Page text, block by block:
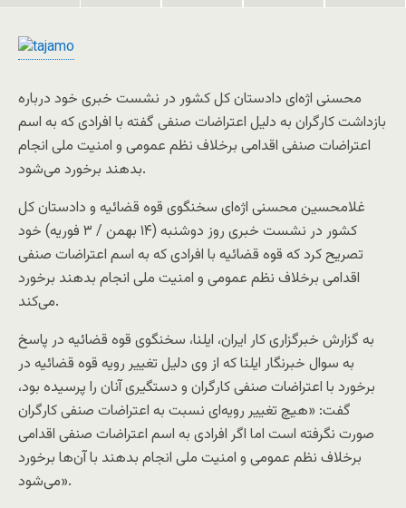
محسنی اژه‌ای دادستان کل کشور در نشست خبری خود درباره
بازداشت کارگران به دلیل اعتراضات صنفی گفته با افرادی که به اسم
اعتراضات صنفی اقدامی برخلاف نظم عمومی و امنیت ملی انجام
بدهند برخورد می‌شود.
غلامحسین محسنی اژه‌ای سخنگوی قوه قضائیه و دادستان کل
کشور در نشست خبری روز دوشنبه (۱۴ بهمن / ۳ فوریه) خود
تصریح کرد که قوه قضائیه با افرادی که به اسم اعتراضات صنفی
اقدامی برخلاف نظم عمومی و امنیت ملی انجام بدهند برخورد
می‌کند.
به گزارش خبرگزاری کار ایران، ایلنا، سخنگوی قوه قضائیه در پاسخ
به سوال خبرنگار ایلنا که از وی دلیل تغییر رویه قوه قضائیه در
برخورد با اعتراضات صنفی کارگران و دستگیری آنان را پرسیده بود،
گفت: «هیچ تغییر رویه‌ای نسبت به اعتراضات صنفی کارگران
صورت نگرفته است اما اگر افرادی به اسم اعتراضات صنفی اقدامی
برخلاف نظم عمومی و امنیت ملی انجام بدهند با آن‌ها برخورد
می‌شود».